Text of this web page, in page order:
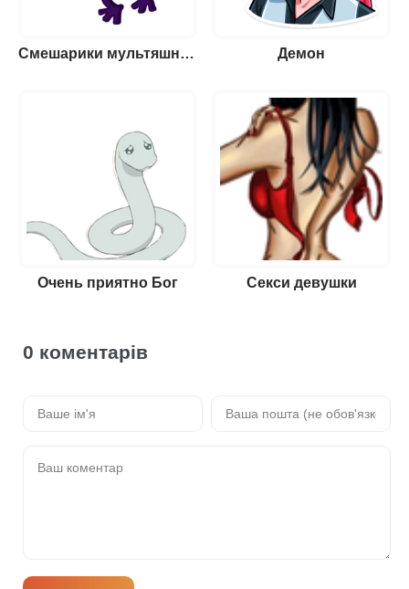
Смешарики мультяшные Демон
Очень приятно Бог Секси девушки
0 коментарів